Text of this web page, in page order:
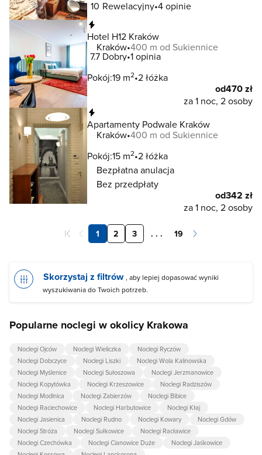
10 Rewelacyjny 4 opinie
Hotel H12 Kraków
Kraków 400 m od Sukiennice
7.7 Dobry 1 opinia
Pokój:19 m2 2 łóżka
od470 zł
za 1 noc, 2 osoby
Apartamenty Podwale Kraków
Kraków 400 m od Sukiennice
Pokój:15 m2 2 łóżka
Bezpłatna anulacja
Bez przedpłaty
od342 zł
za 1 noc, 2 osoby
1 2 3 . . . 19
Skorzystaj z filtrów , aby lepiej dopasować wyniki
wyszukiwania do Twoich potrzeb.
Popularne noclegi w okolicy Krakowa
Noclegi Ojców Noclegi Wieliczka
Noclegi Ryczów
Noclegi Dobczyce
Noclegi Liszki
Noclegi Wola Kalinowska
Noclegi Myślenice
Noclegi Sułoszowa
Noclegi Jerzmanowice
Noclegi Kopytówka
Noclegi Krzeszowice
Noclegi Radziszów
Noclegi Modlnica
Noclegi Zabierzów
Noclegi Bibice
Noclegi Raciechowice
Noclegi Harbutowice
Noclegi Kłaj
Noclegi Jasienica
Noclegi Rudno Noclegi Kowary
Noclegi Gdów
Noclegi Stróża
Noclegi Sułkowice
Noclegi Racławice
Noclegi Czechówka
Noclegi Cianowice Duże
Noclegi Jaśkowice